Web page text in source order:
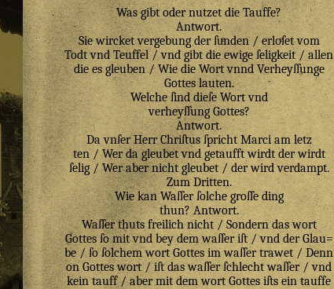
Was gibt oder nutzet die Tauffe?
Antwort.
Sie wircket vergebung der ſuͤnden / erloͤſet vom
Todt vnd Teuffel / vnd gibt die ewige ſeligkeit / allen
die es gleuben / Wie die Wort vnnd Verheyſſunge
Gottes lauten.
Welche ſind dieſe Wort vnd
verheyſſung Gottes?
Antwort.
Da vnſer Herr Chriſtus ſpricht Marci am letz
ten / Wer da gleubet vnd getaufft wirdt der wirdt
ſelig / Wer aber nicht gleubet / der wird verdampt.
Zum Dritten.
Wie kan Waſſer ſolche groſſe ding
thun? Antwort.
Waſſer thuts freilich nicht / Sondern das wort
Gottes ſo mit vnd bey dem waſſer iſt / vnd der Glau=
be / ſo ſolchem wort Gottes im waſſer trawet / Denn
on Gottes wort / iſt das waſſer ſchlecht waſſer / vnd
kein tauff / aber mit dem wort Gottes iſts ein tauffe